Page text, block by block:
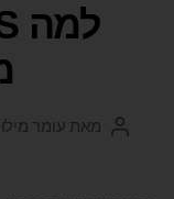
מאת עומר